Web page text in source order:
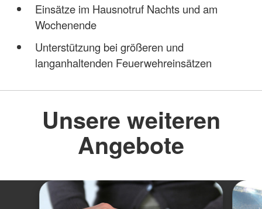
Einsätze im Hausnotruf Nachts und am
Wochenende
Unterstützung bei größeren und
langanhaltenden Feuerwehreinsätzen
Unsere weiteren
Angebote